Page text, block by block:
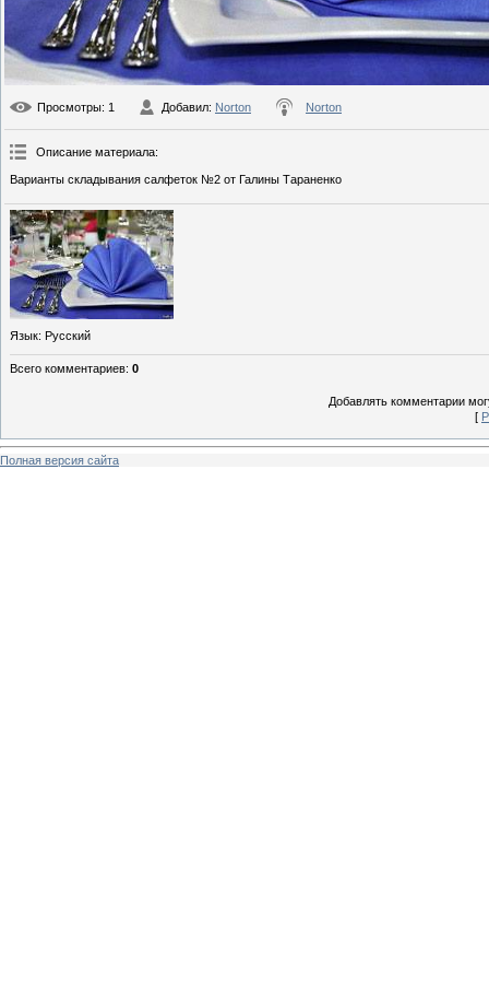
Просмотры: 1 Добавил: Norton Norton
Описание материала:
Варианты складывания салфеток №2 от Галины Тараненко
Язык: Русский
Всего комментариев: 0
Добавлять комментарии
[
Полная версия сайта